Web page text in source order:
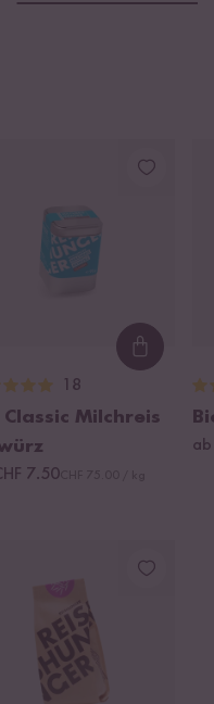
18
Classic Milchreis
7.50CHF 75.00 / kg
ab